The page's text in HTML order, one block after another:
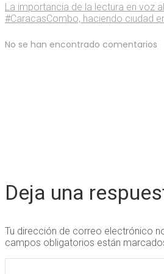
La importancia de la lectura en voz
#CaracasCombo, haciendo ciudad
No se han encontrado comentarios
Deja una
Tu dirección de correo electrónico
campos obligatorios están